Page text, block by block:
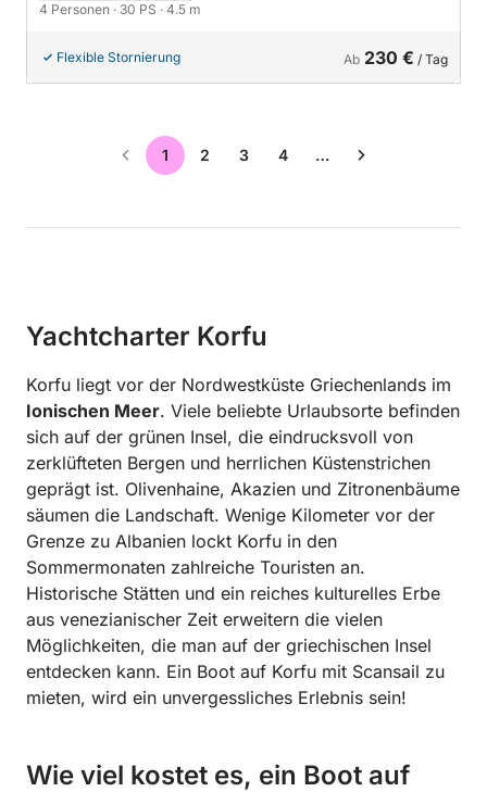
4 Personen · 30 PS · 4.5 m
Flexible Stornierung Ab 230 € / Tag
1 2 3 4 …
Yachtcharter Korfu
Korfu liegt vor der Nordwestküste Griechenlands im
Ionischen Meer. Viele beliebte Urlaubsorte befinden
sich auf der grünen Insel, die eindrucksvoll von
zerklüfteten Bergen und herrlichen Küstenstrichen
geprägt ist. Olivenhaine, Akazien und Zitronenbäume
säumen die Landschaft. Wenige Kilometer vor der
Grenze zu Albanien lockt Korfu in den
Sommermonaten zahlreiche Touristen an.
Historische Stätten und ein reiches kulturelles Erbe
aus venezianischer Zeit erweitern die vielen
Möglichkeiten, die man auf der griechischen Insel
entdecken kann. Ein Boot auf Korfu mit Scansail zu
mieten, wird ein unvergessliches Erlebnis sein!
Wie viel kostet es, ein Boot auf